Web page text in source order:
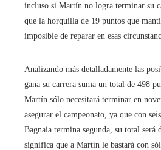
incluso si Martín no logra terminar su
que la horquilla de 19 puntos que
imposible de reparar en esas
Analizando más detalladamente las
gana su carrera suma un total de 498
Martín sólo necesitará terminar en
asegurar el campeonato, ya que con
Bagnaia termina segunda, su total será
significa que a Martín le bastará con